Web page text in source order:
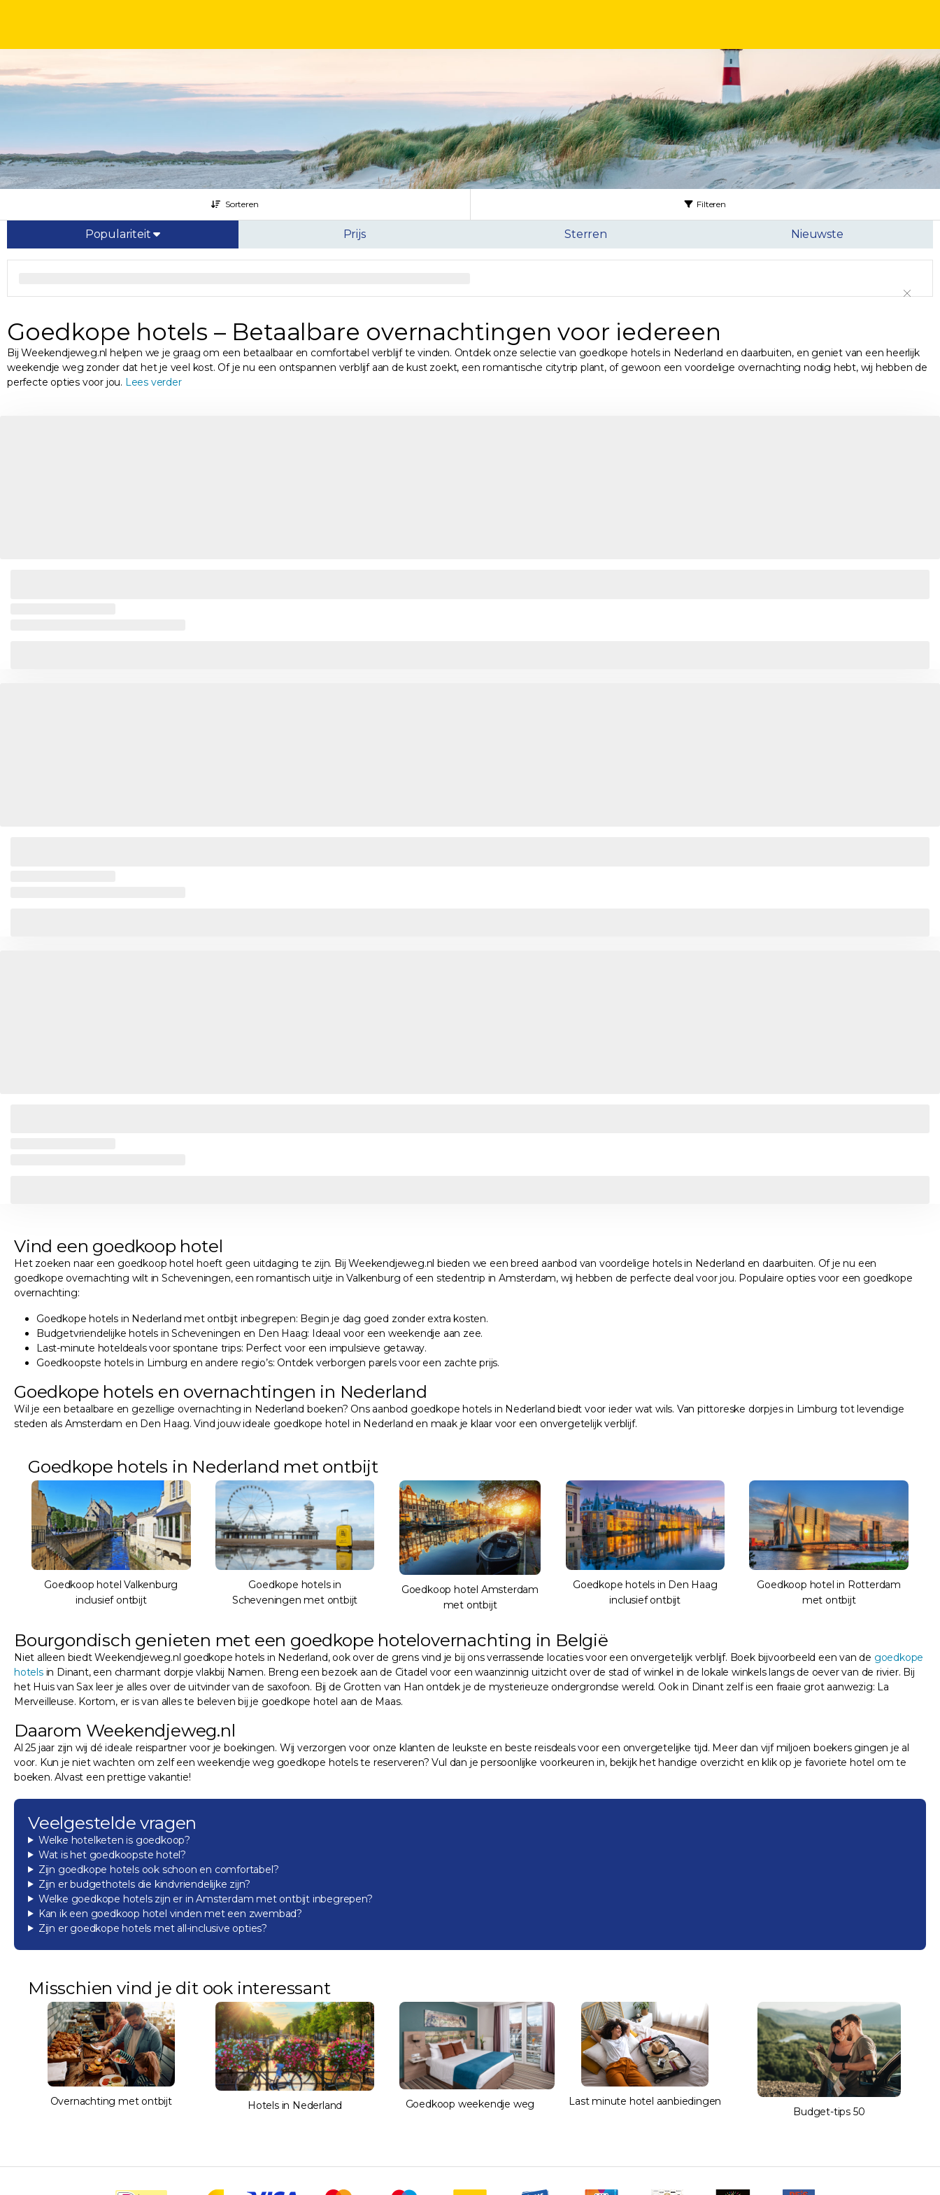
Sorteren Filteren
Populariteit Prijs Sterren Nieuwste
Goedkope hotels – Betaalbare overnachtingen voor iedereen
Bij Weekendjeweg.nl helpen we je graag om een betaalbaar en comfortabel verblijf te vinden. Ontdek onze selectie van goedkope hotels in Nederland en daarbuiten, en geniet van een heerlijk
weekendje weg zonder dat het je veel kost. Of je nu een ontspannen verblijf aan de kust zoekt, een romantische citytrip plant, of gewoon een voordelige overnachting nodig hebt, wij hebben de
perfecte opties voor jou. Lees verder
Vind een goedkoop hotel
Het zoeken naar een goedkoop hotel hoeft geen uitdaging te zijn. Bij Weekendjeweg.nl bieden we een breed aanbod van voordelige hotels in Nederland en daarbuiten. Of je nu een
goedkope overnachting wilt in Scheveningen, een romantisch uitje in Valkenburg of een stedentrip in Amsterdam, wij hebben de perfecte deal voor jou. Populaire opties voor een goedkope
overnachting:
Goedkope hotels in Nederland met ontbijt inbegrepen: Begin je dag goed zonder extra kosten.
Budgetvriendelijke hotels in Scheveningen en Den Haag: Ideaal voor een weekendje aan zee.
Last-minute hoteldeals voor spontane trips: Perfect voor een impulsieve getaway.
Goedkoopste hotels in Limburg en andere regio’s: Ontdek verborgen parels voor een zachte prijs.
Goedkope hotels en overnachtingen in Nederland
Wil je een betaalbare en gezellige overnachting in Nederland boeken? Ons aanbod goedkope hotels in Nederland biedt voor ieder wat wils. Van pittoreske dorpjes in Limburg tot levendige
steden als Amsterdam en Den Haag. Vind jouw ideale goedkope hotel in Nederland en maak je klaar voor een onvergetelijk verblijf.
Goedkope hotels in Nederland met ontbijt
Goedkoop hotel Valkenburg
inclusief ontbijt
Goedkope hotels in
Scheveningen met ontbijt
Goedkoop hotel Amsterdam
met ontbijt
Goedkope hotels in Den Haag
inclusief ontbijt
Goedkoop hotel in Rotterdam
met ontbijt
Bourgondisch genieten met een goedkope hotelovernachting in België
Niet alleen biedt Weekendjeweg.nl goedkope hotels in Nederland, ook over de grens vind je bij ons verrassende locaties voor een onvergetelijk verblijf. Boek bijvoorbeeld een van de goedkope
hotelsin Dinant, een charmant dorpje vlakbij Namen. Breng een bezoek aan de Citadel voor een waanzinnig uitzicht over de stad of winkel in de lokale winkels langs de oever van de rivier. Bij
het Huis van Sax leer je alles over de uitvinder van de saxofoon. Bij de Grotten van Han ontdek je de mysterieuze ondergrondse wereld. Ook in Dinant zelf is een fraaie grot aanwezig: La
Merveilleuse. Kortom, er is van alles te beleven bij je goedkope hotel aan de Maas.
Daarom Weekendjeweg.nl
Al 25 jaar zijn wij dé ideale reispartner voor je boekingen. Wij verzorgen voor onze klanten de leukste en beste reisdeals voor een onvergetelijke tijd. Meer dan vijf miljoen boekers gingen je al
voor. Kun je niet wachten om zelf een weekendje weg goedkope hotels te reserveren? Vul dan je persoonlijke voorkeuren in, bekijk het handige overzicht en klik op je favoriete hotel om te
boeken. Alvast een prettige vakantie!
Veelgestelde vragen
Welke hotelketen is goedkoop?
Wat is het goedkoopste hotel?
Zijn goedkope hotels ook schoon en comfortabel?
Zijn er budgethotels die kindvriendelijke zijn?
Welke goedkope hotels zijn er in Amsterdam met ontbijt inbegrepen?
Kan ik een goedkoop hotel vinden met een zwembad?
Zijn er goedkope hotels met all-inclusive opties?
Misschien vind je dit ook interessant
Overnachting met ontbijt Hotels in Nederland Goedkoop weekendje weg
Last minute hotel aanbiedingen
Budget-tips 50